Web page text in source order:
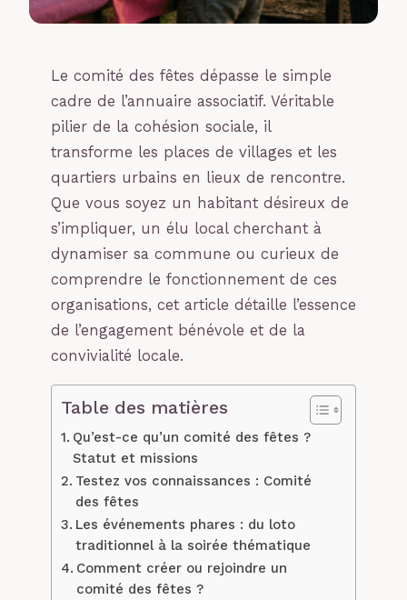
Le comité des fêtes dépasse le simple
cadre de l’annuaire associatif. Véritable
pilier de la cohésion sociale, il
transforme les places de villages et les
quartiers urbains en lieux de rencontre.
Que vous soyez un habitant désireux de
s’impliquer, un élu local cherchant à
dynamiser sa commune ou curieux de
comprendre le fonctionnement de ces
organisations, cet article détaille l’essence
de l’engagement bénévole et de la
convivialité locale.
Table des matières
Qu’est-ce qu’un comité des fêtes ?
Statut et missions
Testez vos connaissances : Comité
des fêtes
Les événements phares : du loto
traditionnel à la soirée thématique
Comment créer ou rejoindre un
comité des fêtes ?